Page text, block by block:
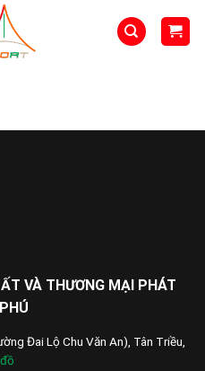
VÀ THƯƠNG MẠI PHÁT
Đai Lộ Chu Văn An), Tân Triều,